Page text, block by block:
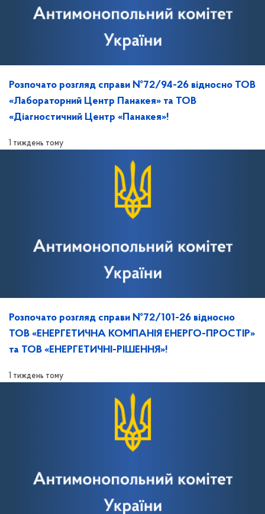
Розпочато розгляд справи №72/94-26 відносно ТОВ
«Лабораторний Центр Панакея» та ТОВ
«Діагностичний Центр «Панакея»!
1 тиждень тому
Розпочато розгляд справи №72/101-26 відносно
ТОВ «ЕНЕРГЕТИЧНА КОМПАНІЯ ЕНЕРГО-ПРОСТІР»
та ТОВ «ЕНЕРГЕТИЧНІ-РІШЕННЯ»!
1 тиждень тому